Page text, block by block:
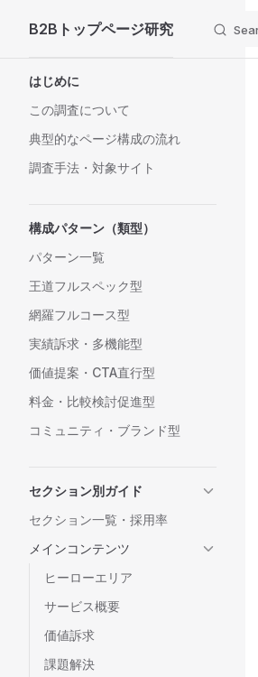
Skip to content
B2Bトップページ研究
はじめに
この調査について
典型的なページ構成の流れ
調査手法・対象サイト
構成パターン（類型）
パターン一覧
王道フルスペック型
網羅フルコース型
実績訴求・多機能型
価値提案・CTA直行型
料金・比較検討促進型
コミュニティ・ブランド型
セクション別ガイド
セクション一覧・採用率
メインコンテンツ
ヒーローエリア
サービス概要
価値訴求
課題解決